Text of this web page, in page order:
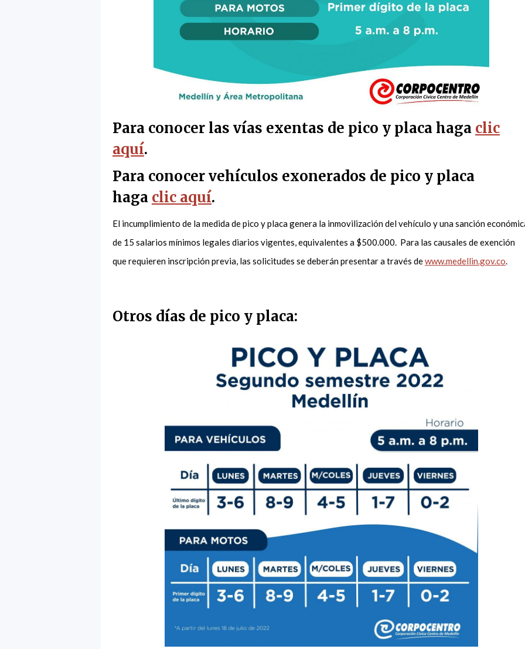
Para conocer las vías exentas de pico y placa haga clic
aquí.
Para conocer vehículos exonerados de pico y placa
haga clic aquí.
El incumplimiento de la medida de pico y placa genera la inmovilización del vehículo y una sanción
de 15 salarios mínimos legales diarios vigentes, equivalentes a $500.000. Para las causales de exención
que requieren inscripción previa, las solicitudes se deberán presentar a través dewww.medellin.gov.co.
Otros días de pico y placa: